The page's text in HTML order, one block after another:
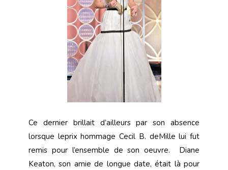
Ce dernier brillait d’ailleurs par son absence
lorsque leprix hommage Cecil B. deMille lui fut
remis pour l’ensemble de son oeuvre. Diane
Keaton, son amie de longue date, était là pour